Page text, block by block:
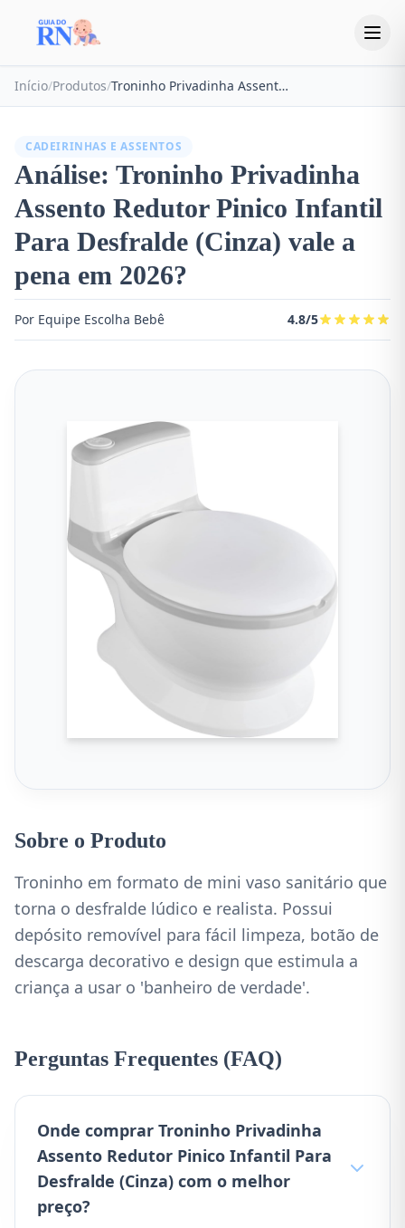
Início/Produtos/ Troninho Privadinha Assento Redutor Pinico Infantil Para Desfralde (Cinza)
CADEIRINHAS E ASSENTOS
Análise: Troninho Privadinha
Assento Redutor Pinico Infantil
Para Desfralde (Cinza) vale a
pena em 2026?
Por Equipe Escolha Bebê 4.8/5
Sobre o Produto
Troninho em formato de mini vaso sanitário que
torna o desfralde lúdico e realista. Possui
depósito removível para fácil limpeza, botão de
descarga decorativo e design que estimula a
criança a usar o 'banheiro de verdade'.
Perguntas Frequentes (FAQ)
Onde comprar Troninho Privadinha
Assento Redutor Pinico Infantil Para
Desfralde (Cinza) com o melhor
preço?